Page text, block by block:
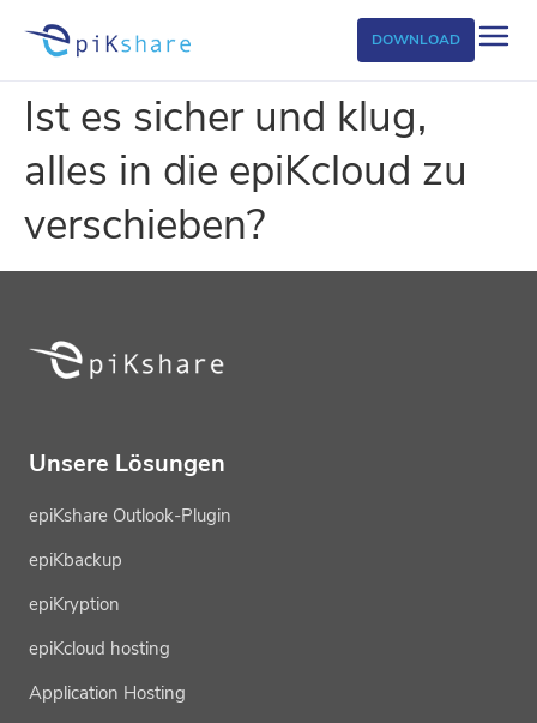
DOWNLOAD
Ist es sicher und klug,
alles in die epiKcloud zu
verschieben?
Unsere Lösungen
epiKshare Outlook-Plugin
epiKbackup
epiKryption
epiKcloud hosting
Application Hosting